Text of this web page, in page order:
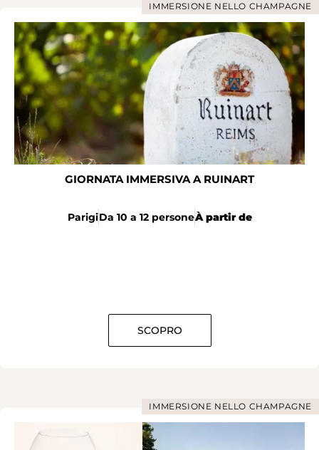
IMMERSIONE NELLO CHAMPAGNE
GIORNATA IMMERSIVA A RUINART
ParigiDa 10 a 12 personeÀ partir de
SCOPRO
IMMERSIONE NELLO CHAMPAGNE